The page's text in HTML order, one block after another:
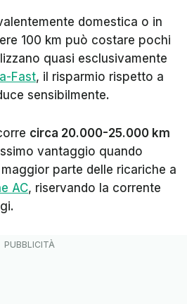
domestica o in
100 km può costare pochi
quasi esclusivamente
Fast, il risparmio rispetto a
sensibilmente.
circa 20.000-25.000 km
vantaggio quando
parte delle ricariche a
AC, riservando la corrente